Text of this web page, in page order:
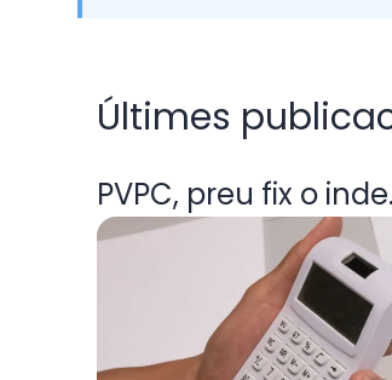
Últimes
PVPC, preu fix o